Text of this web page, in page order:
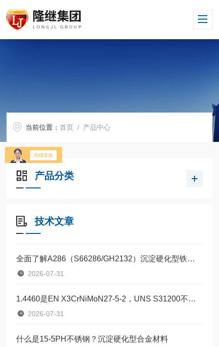
当前位置：首页 / 产品中心
产品分类
技术文章
全面了解A286（S66286/GH2132）沉淀硬化型铁基高温合金
2026-07-31
1.4460是EN X3CrNiMoN27-5-2，UNS S31200不锈钢
2026-07-31
什么是15-5PH不锈钢？沉淀硬化型合金材料